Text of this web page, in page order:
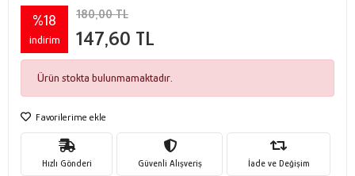
%18
indirim
180,00 TL
147,60 TL
Ürün stokta bulunmamaktadır.
Favorilerime ekle
Hızlı Gönderi Güvenli Alışveriş İade ve Değişim